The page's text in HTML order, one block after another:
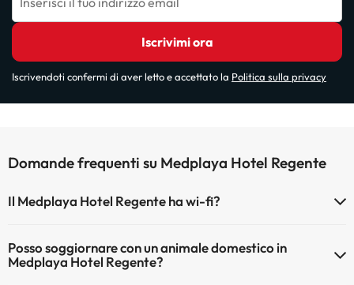
Iscrivimi ora
Iscrivendoti confermi di aver letto e accettato la Politica sulla privacy
Domande frequenti su Medplaya Hotel Regente
Il Medplaya Hotel Regente ha wi-fi?
Posso soggiornare con un animale domestico in
Medplaya Hotel Regente?